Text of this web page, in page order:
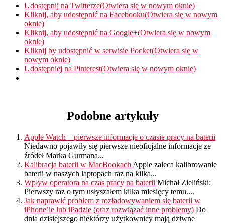
Udostępnij na Twitterze(Otwiera się w nowym oknie)
Kliknij, aby udostępnić na Facebooku(Otwiera się w nowym
oknie)
Kliknij, aby udostępnić na Google+(Otwiera się w nowym
oknie)
Kliknij by udostępnić w serwisie Pocket(Otwiera się w
nowym oknie)
Udostępniej na Pinterest(Otwiera się w nowym oknie)
Podobne artykuły
Apple Watch – pierwsze informacje o czasie pracy na baterii
Niedawno pojawiły się pierwsze nieoficjalne informacje ze
źródeł Marka Gurmana...
Kalibracja baterii w MacBookach Apple zaleca kalibrowanie
baterii w naszych laptopach raz na kilka...
Wpływ operatora na czas pracy na baterii Michał Zieliński:
Pierwszy raz o tym usłyszałem kilka miesięcy temu....
Jak naprawić problem z rozładowywaniem się baterii w
iPhone’ie lub iPadzie (oraz rozwiązać inne problemy) Do
dnia dzisiejszego niektórzy użytkownicy mają dziwne